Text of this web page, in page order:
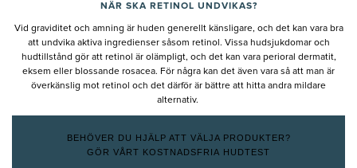
NÄR SKA RETINOL UNDVIKAS?
Vid graviditet och amning är huden generellt känsligare, och det kan vara bra
att undvika aktiva ingredienser såsom retinol. Vissa hudsjukdomar och
hudtillstånd gör att retinol är olämpligt, och det kan vara perioral dermatit,
eksem eller blossande rosacea. För några kan det även vara så att man är
överkänslig mot retinol och det därför är bättre att hitta andra mildare
alternativ.
BEHÖVER DU HJÄLP ATT VÄLJA PRODUKTER?
GÖR VÅRT KOSTNADSFRIA HUDTEST